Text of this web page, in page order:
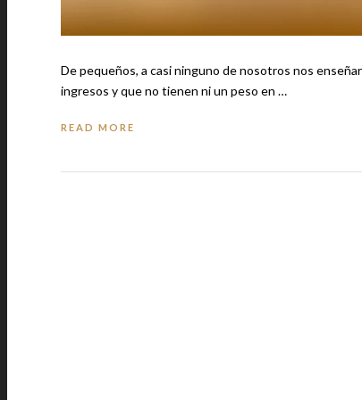
De pequeños, a casi ninguno de nosotros nos
ingresos y que no tienen ni un peso en …
READ MORE